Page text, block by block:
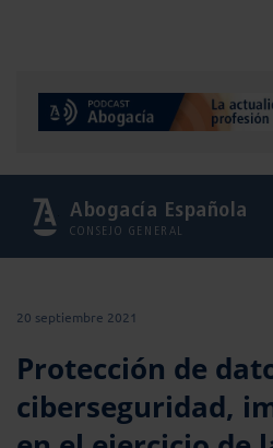
Abogacía Española
CONSEJO GENERAL
20 septiembre 2021
Protección de
ciberseguridad,